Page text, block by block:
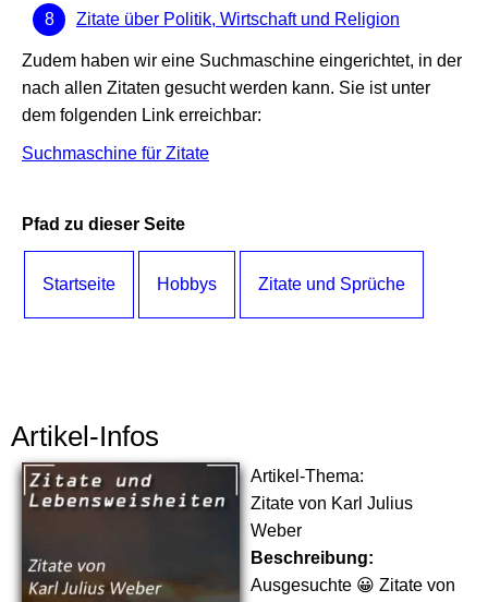
Zitate über Politik, Wirtschaft und Religion
Zudem haben wir eine Suchmaschine eingerichtet, in der
nach allen Zitaten gesucht werden kann. Sie ist unter
dem folgenden Link erreichbar:
Suchmaschine für Zitate
Pfad zu dieser Seite
Startseite Hobbys Zitate und Sprüche
Artikel-Infos
Artikel-Thema:
Zitate von Karl Julius
Weber
Beschreibung:
Ausgesuchte 😀 Zitate von